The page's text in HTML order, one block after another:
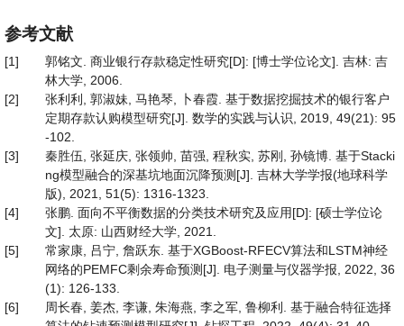
参考文献
[1]
郭铭文. 商业银行存款稳定性研究[D]: [博士学位论文]. 吉林: 吉
林大学, 2006.
[2]
张利利, 郭淑妹, 马艳琴, 卜春霞. 基于数据挖掘技术的银行客户
定期存款认购模型研究[J]. 数学的实践与认识, 2019, 49(21): 95
-102.
[3]
秦胜伍, 张延庆, 张领帅, 苗强, 程秋实, 苏刚, 孙镜博. 基于Stacki
ng模型融合的深基坑地面沉降预测[J]. 吉林大学学报(地球科学
版), 2021, 51(5): 1316-1323.
[4]
张鹏. 面向不平衡数据的分类技术研究及应用[D]: [硕士学位论
文]. 太原: 山西财经大学, 2021.
[5]
常家康, 吕宁, 詹跃东. 基于XGBoost-RFECV算法和LSTM神经
网络的PEMFC剩余寿命预测[J]. 电子测量与仪器学报, 2022, 36
(1): 126-133.
[6]
周长春, 姜杰, 李谦, 朱海燕, 李之军, 鲁柳利. 基于融合特征选择